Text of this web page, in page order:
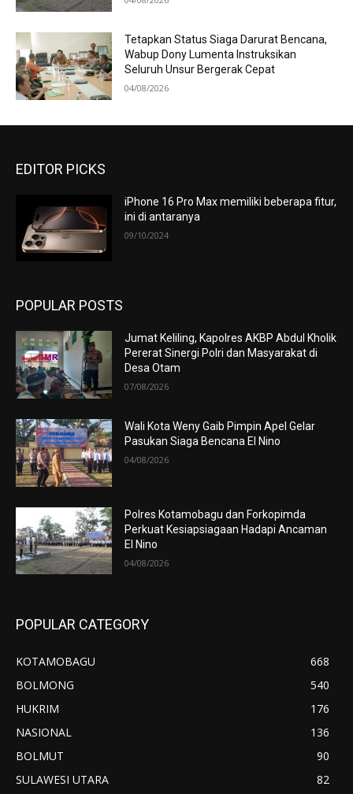
Tetapkan Status Siaga Darurat Bencana,
Wabup Dony Lumenta Instruksikan
Seluruh Unsur Bergerak Cepat
04/08/2026
EDITOR PICKS
iPhone 16 Pro Max memiliki beberapa fitur,
ini di antaranya
09/10/2024
POPULAR POSTS
Jumat Keliling, Kapolres AKBP Abdul Kholik
Pererat Sinergi Polri dan Masyarakat di
Desa Otam
07/08/2026
Wali Kota Weny Gaib Pimpin Apel Gelar
Pasukan Siaga Bencana El Nino
04/08/2026
Polres Kotamobagu dan Forkopimda
Perkuat Kesiapsiagaan Hadapi Ancaman
El Nino
04/08/2026
POPULAR CATEGORY
KOTAMOBAGU
668
BOLMONG
540
HUKRIM
176
NASIONAL
136
BOLMUT
90
SULAWESI UTARA
82